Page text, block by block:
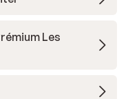
Les